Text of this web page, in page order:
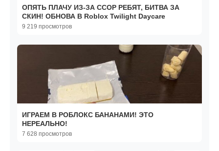
ОПЯТЬ ПЛАЧУ ИЗ-ЗА ССОР РЕБЯТ, БИТВА ЗА
СКИН! ОБНОВА В Roblox Twilight Daycare
9 219 просмотров
ИГРАЕМ В РОБЛОКС БАНАНАМИ! ЭТО
НЕРЕАЛЬНО!
7 628 просмотров